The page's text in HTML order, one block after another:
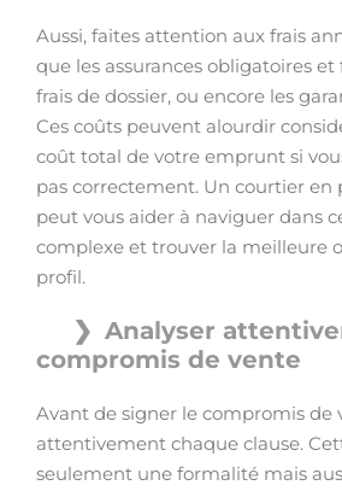
Aussi, faites attention aux frais
que les assurances obligatoires et
frais de dossier, ou encore les
Ces coûts peuvent alourdir
coût total de votre emprunt si
pas correctement. Un courtier
peut vous aider à naviguer dans
complexe et trouver la meilleure
profil.
Analyser
compromis de vente
Avant de signer le compromis de
attentivement chaque clause.
seulement une formalité mais